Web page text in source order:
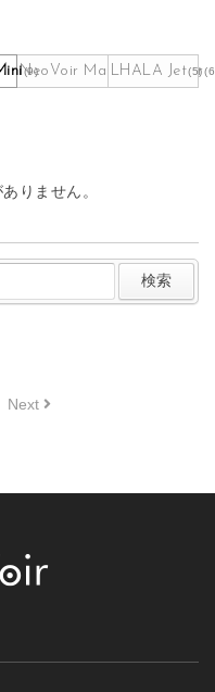
(9)
NeoVoir Maskpack Maker
LHALA Jet(5)
りません。
検索
Next